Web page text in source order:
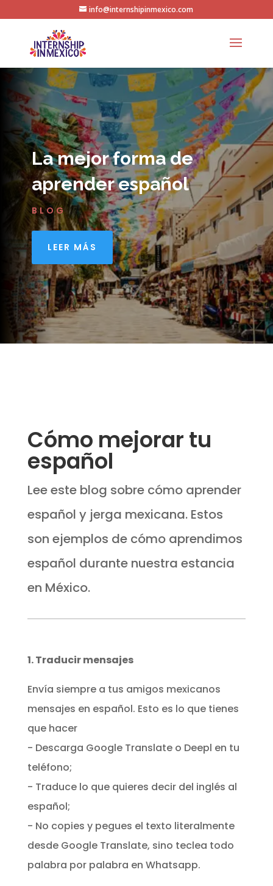
info@internshipinmexico.com
La mejor forma de
aprender español
BLOG
LEER MÁS
Cómo mejorar tu
español
Lee este blog sobre cómo aprender
español y jerga mexicana. Estos
son ejemplos de cómo aprendimos
español durante nuestra estancia
en México.
1. Traducir mensajes
Envía siempre a tus amigos mexicanos
mensajes en español. Esto es lo que tienes
que hacer
- Descarga Google Translate o Deepl en tu
teléfono;
- Traduce lo que quieres decir del inglés al
español;
- No copies y pegues el texto literalmente
desde Google Translate, sino teclea todo
palabra por palabra en Whatsapp.